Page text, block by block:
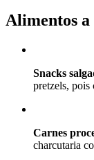
Alimentos a
Snacks
pretzels, pois
Carnes
charcutaria